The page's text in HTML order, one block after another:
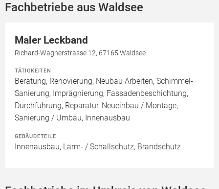
Fachbetriebe aus Waldsee
Maler Leckband
Richard-Wagnerstrasse 12, 67165 Waldsee
TÄTIGKEITEN
Beratung, Renovierung, Neubau Arbeiten, Schimmel-
Sanierung, Imprägnierung, Fassadenbeschichtung,
Durchführung, Reparatur, Neueinbau / Montage,
Sanierung / Umbau, Innenausbau
GEBÄUDETEILE
Innenausbau, Lärm- / Schallschutz, Brandschutz